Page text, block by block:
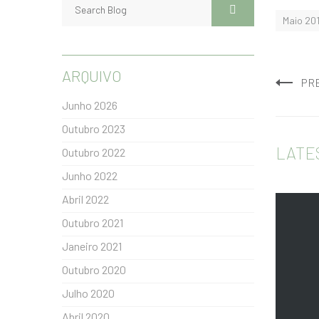
Maio
ARQUIVO
Junho 2026
Outubro 2023
Outubro 2022
Junho 2022
Abril 2022
Outubro 2021
Janeiro 2021
Outubro 2020
Julho 2020